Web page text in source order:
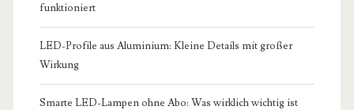
funktioniert
LED-Profile aus Aluminium: Kleine Details mit großer
Wirkung
Smarte LED-Lampen ohne Abo: Was wirklich wichtig ist